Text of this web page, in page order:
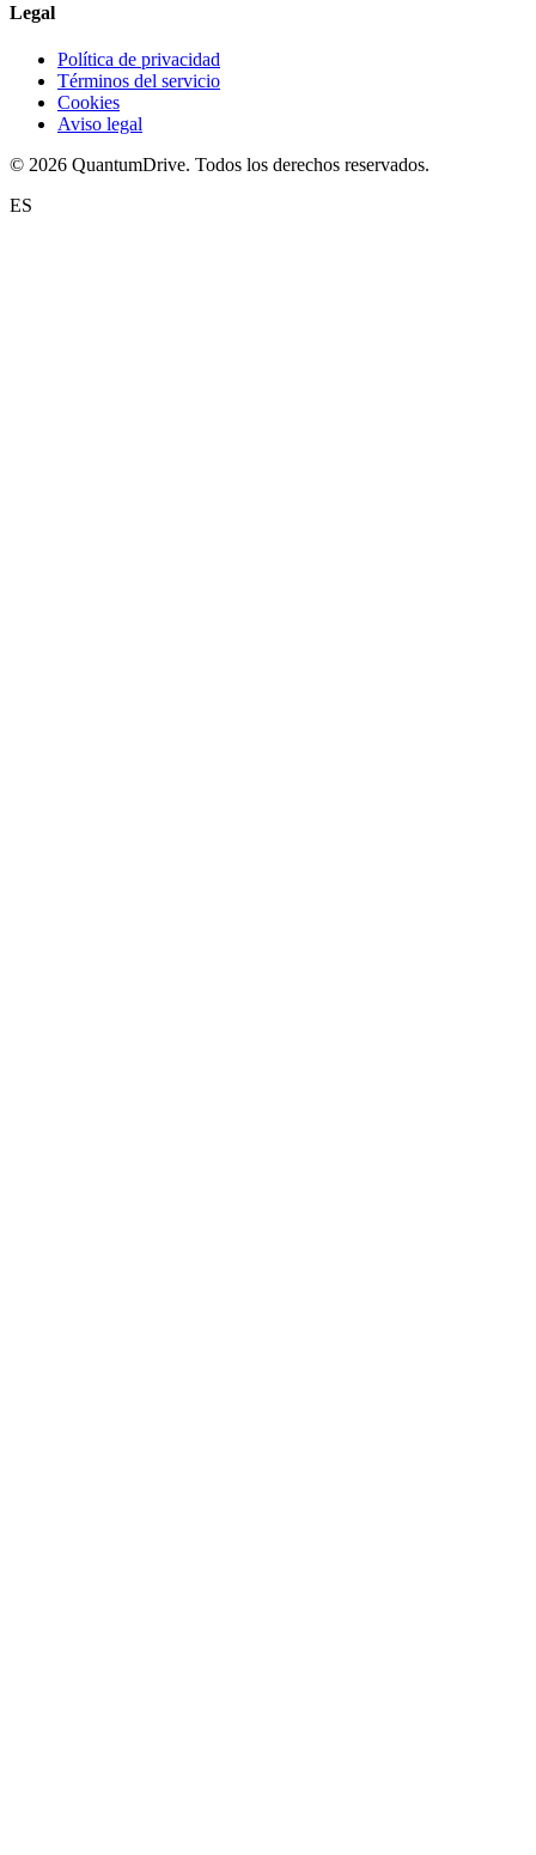
Legal
Política de privacidad
Términos del servicio
Cookies
Aviso legal
© 2026 QuantumDrive. Todos los derechos reservados.
ES